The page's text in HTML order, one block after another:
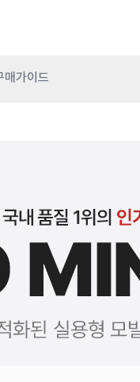
매가이드